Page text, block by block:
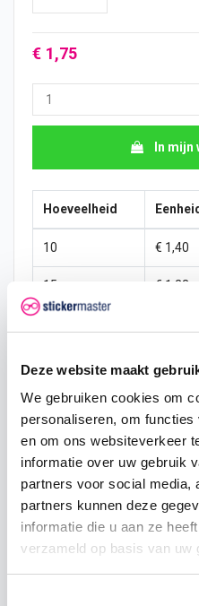
Deze website maakt
We gebruiken cookies om
personaliseren, om
en om ons websiteverkeer
informatie over uw gebruik
partners voor social media,
partners kunnen deze
informatie die u aan ze
verzameld op basis van uw
€ 1,75
In mijn
Hoeveelheid
10 € 1,40
15 € 1,23
100 € 0,96
200 € 0,88
750 € 0,53